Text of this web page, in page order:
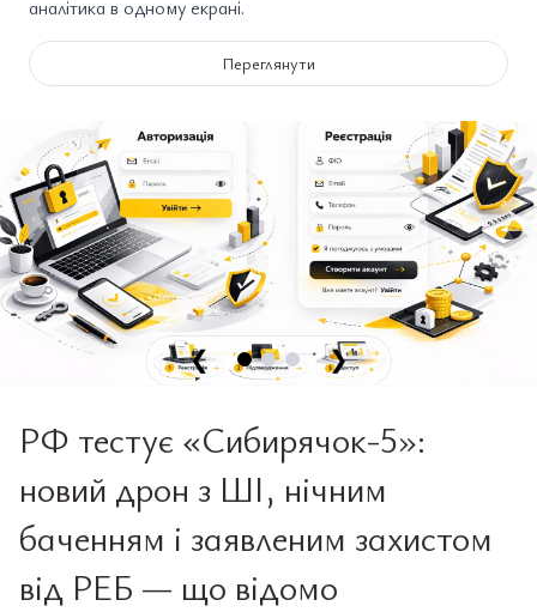
аналітика в одному екрані.
Переглянути
❮ ❯
РФ тестує «Сибирячок-5»:
новий дрон з ШІ, нічним
баченням і заявленим захистом
від РЕБ — що відомо